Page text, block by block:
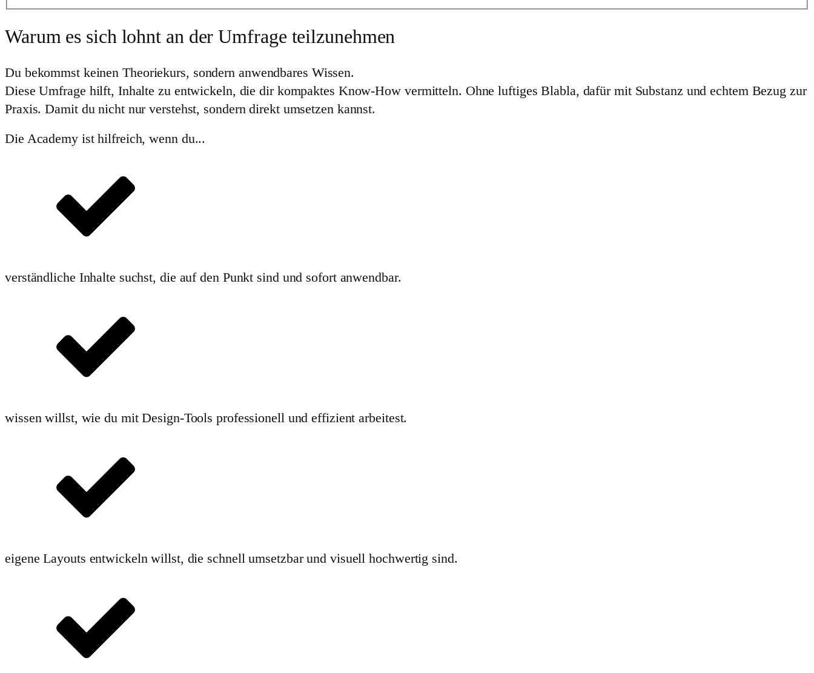
Warum es sich lohnt an derUmfrage teilzunehmen
Du bekommst keinen Theoriekurs, sondern anwendbares Wissen.
Diese Umfrage hilft, Inhalte zu entwickeln, die dir kompaktes Know-How vermitteln. Ohne luftiges Blabla, dafür mit Substanz und echtem Bezug zur
Praxis. Damit du nicht nur verstehst, sondern direkt umsetzen kannst.
Die Academy ist hilfreich, wenn du...
verständliche Inhalte suchst, die auf den Punkt sind und sofort anwendbar.
wissen willst, wie du mit Design-Tools professionell und effizient arbeitest.
eigene Layouts entwickeln willst, die schnell umsetzbar und visuell hochwertig sind.